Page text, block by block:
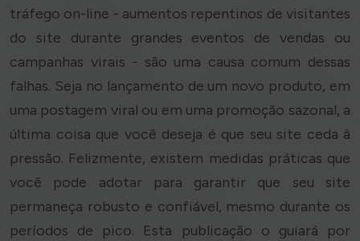
tráfego on-line - aumentos repentinos de visitantes
do site durante grandes eventos de vendas ou
campanhas virais - são uma causa comum dessas
falhas. Seja no lançamento de um novo produto, em
uma postagem viral ou em uma promoção sazonal, a
última coisa que você deseja é que seu site ceda à
pressão. Felizmente, existem medidas práticas que
você pode adotar para garantir que seu site
permaneça robusto e confiável, mesmo durante os
períodos de pico. Esta publicação o guiará por